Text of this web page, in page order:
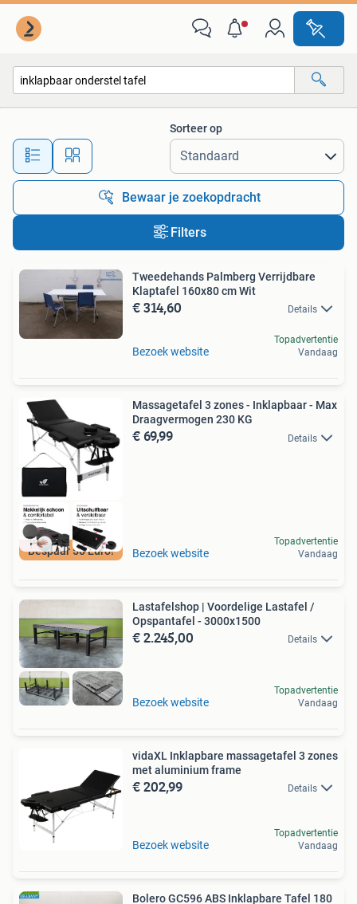
Alle afstanden…
Sorteer op
Bewaar je zoekopdracht
Filters
Tweedehands Palmberg Verrijdbare
Klaptafel 160x80 cm Wit
€ 314,60 Details
Bezoek website
Topadvertentie
Vandaag
Bespaar 50 Euro!
Massagetafel 3 zones - Inklapbaar - Max
Draagvermogen 230 KG
€ 69,99 Details
Bezoek website
Topadvertentie
Vandaag
Lastafelshop | Voordelige Lastafel /
Opspantafel - 3000x1500
€ 2.245,00 Details
Bezoek website
Topadvertentie
Vandaag
vidaXL Inklapbare massagetafel 3 zones
met aluminium frame
€ 202,99 Details
Bezoek website
Topadvertentie
Vandaag
Bolero GC596 ABS Inklapbare Tafel 180